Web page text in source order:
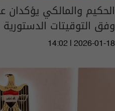
الحكيم والمالكي يؤكدان
وفق التوقيتات الدستورية
14:02 | 2026-01-18